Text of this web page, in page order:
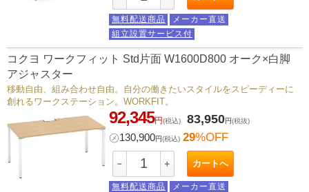
無料配送商品
メーカー直送
組立設置サービス付
コクヨ ワークフィット Std片面 W1600D800 オーク×白脚
アジャスター
移動自由、組み合わせ自由。自分の働きたいスタイルをスピーディーに
創れるワークステーション。WORKFIT。
92,345円(税込) 83,950円(税抜)
㋱130,900円(税込) 29%OFF
－ ＋ カートへ
無料配送商品
メーカー直送